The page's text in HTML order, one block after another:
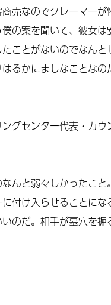
売なのでクレーマーが
の案を聞いて、彼女
ことがないのでなん
るかにましなことな
グセンター代表・カウ
んと弱々しかったこ
付け入らせることに
のだ。相手が墓穴を掘